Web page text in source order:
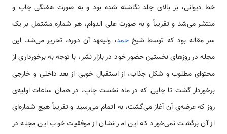
خط دیوانی، بر بالای جلد نگاشته شده بود و به صورت هفتگی چاپ و
منتشر می‌شد و تقریباً و به صورت علی الدوام، هر شماره مشتمل بر یک
سر مقاله بود که توسط شیخ حمد، ولیعهد آن دوره، تحریر می‌شد. این
مجله در روزهای نخستین حضور خود در بازار نشر، با توجه به برخورداری از
محتوای مطلوب و شکل جذاب، از استقبال خوبی از بعد داخلی و خارجی
برخوردار گشت تا جایی که در ماه نخست چاپ، در همان ساعات اولیه‌ی
روز که عرضه‌ی آن آغاز می‌گشت، به اتمام می‌رسید و تقریباً هیچ شماره‌ای
از آن برگشت نمی‌خورد که این امر نشان از موفقیت خوب این مجله در